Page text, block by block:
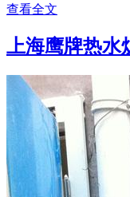
查看全文
上海鹰牌热水